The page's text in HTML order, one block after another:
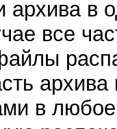
архива в
все
архива
в